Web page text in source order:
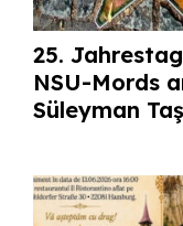
25.
NSU-Mords
Süleyman